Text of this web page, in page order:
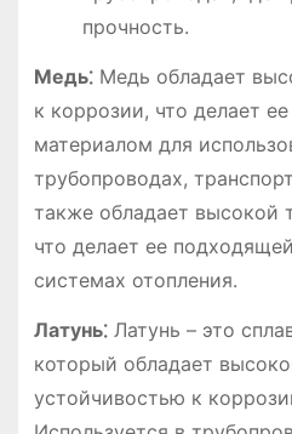
прочность.
Медь⁚Медь обладает
к коррозии, что делает
материалом для
трубопроводах,
также обладает высокой
что делает ее
системах отопления.
Латунь⁚Латунь – это
который обладает
устойчивостью к